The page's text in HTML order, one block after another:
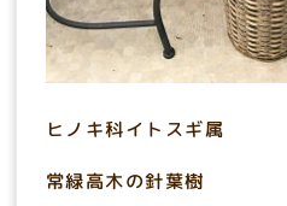
ヒノキ科イトスギ属
常緑高木の針葉樹